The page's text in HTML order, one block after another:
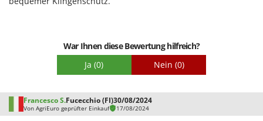
More than chef
Mowox
N
New O.M.R.A.
Schwierigkeitsgrad Zusammenbau
War Ihnen diese Bewertung hilfreich?
Ja (0) Nein (0)
Francesco S.Fucecchio (FI)30/08/2024
Von AgriEuro geprüfter Einkauf 17/08/2024